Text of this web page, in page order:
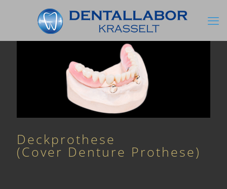
Deckprothese
(Cover Denture Prothese)